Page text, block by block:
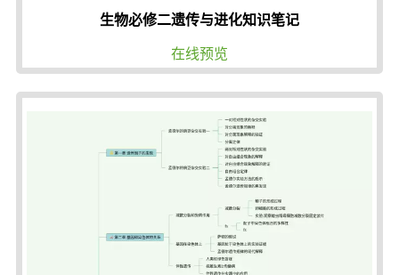
生物必修二遗传与进化知识笔记
在线预览